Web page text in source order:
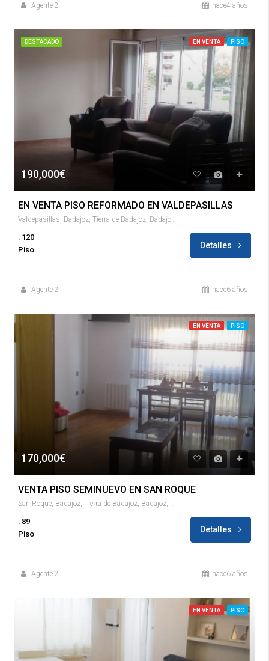
Agente 2 hace4 años
DESTACADO EN VENTA PISO
190,000€
EN VENTA PISO REFORMADO EN VALDEPASILLAS
Valdepasillas, Badajoz, Tierra de Badajoz, Badajoz, Extremadura, 06011, España
: 120
Piso
Detalles
Agente 2 hace6 años
EN VENTA PISO
170,000€
VENTA PISO SEMINUEVO EN SAN ROQUE
San Roque, Badajoz, Tierra de Badajoz, Badajoz, Extremadura, 06008, España
: 89
Piso
Detalles
Agente 2 hace6 años
EN VENTA PISO